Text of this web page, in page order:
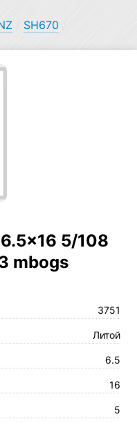
SH670
5/108
mbogs
3751
Литой
6.5
16
5